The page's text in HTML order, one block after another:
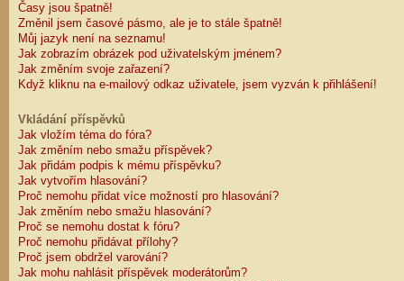
Časy jsou špatně!
Změnil jsem časové pásmo, ale je to stále špatně!
Můj jazyk není na seznamu!
Jak zobrazím obrázek pod uživatelským jménem?
Jak změním svoje zařazení?
Když kliknu na e-mailový odkaz uživatele, jsem vyzván k přihlášení!
Vkládání příspěvků
Jak vložím téma do fóra?
Jak změním nebo smažu příspěvek?
Jak přidám podpis k mému příspěvku?
Jak vytvořím hlasování?
Proč nemohu přidat více možností pro hlasování?
Jak změním nebo smažu hlasování?
Proč se nemohu dostat k fóru?
Proč nemohu přidávat přílohy?
Proč jsem obdržel varování?
Jak mohu nahlásit příspěvek moderátorům?